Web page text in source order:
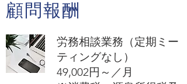
顧問報酬
労務相談業務（定期ミー
ティングなし）
​49,002円～／月